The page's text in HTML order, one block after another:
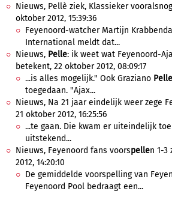
Nieuws, Pellè ziek, Klassieker
oktober 2012, 15:39:36
Feyenoord-watcher Martijn
International meldt dat...
Nieuws, Pelle: ik weet wat Feyenoord-
betekent, 22 oktober 2012, 08:09:17
...is alles mogelijk." Ook Graziano Pelle
toegedaan. "Ajax...
Nieuws, Na 21 jaar eindelijk weer zege
21 oktober 2012, 16:25:56
...te gaan. Die kwam er uiteindelijk
uitstekend...
Nieuws, Feyenoord fans voorspellen 1-3
2012, 14:20:10
De gemiddelde voorspelling van
Feyenoord Pool bedraagt een...